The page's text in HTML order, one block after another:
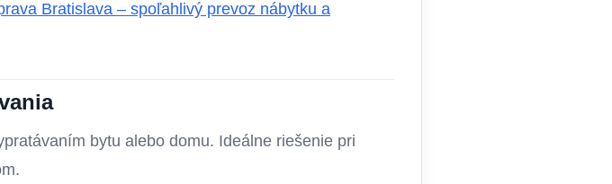
Bratislava – spoľahlivý prevoz nábytku a
bytu alebo domu. Ideálne riešenie pri